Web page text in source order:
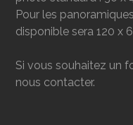
Pour les
disponible sera 120 x
Si vous souhaitez un
nous contacter.